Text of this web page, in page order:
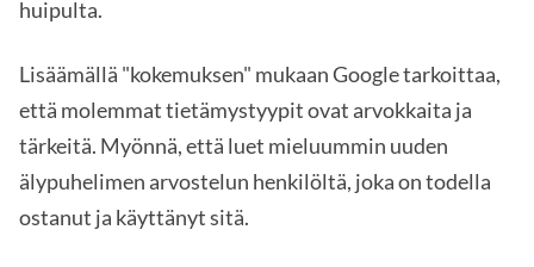
huipulta.
Lisäämällä "kokemuksen" mukaan Google tarkoittaa,
että molemmat tietämystyypit ovat arvokkaita ja
tärkeitä. Myönnä, että luet mieluummin uuden
älypuhelimen arvostelun henkilöltä, joka on todella
ostanut ja käyttänyt sitä.